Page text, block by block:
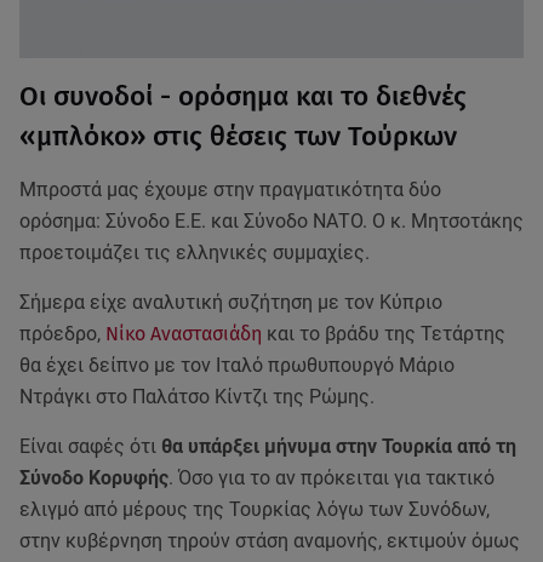
Οι συνοδοί - ορόσημα και το διεθνές
«μπλόκο» στις θέσεις των Τούρκων
Μπροστά μας έχουμε στην πραγματικότητα δύο
ορόσημα: Σύνοδο Ε.Ε. και Σύνοδο ΝΑΤΟ. Ο κ. Μητσοτάκης
προετοιμάζει τις ελληνικές συμμαχίες.
Σήμερα είχε αναλυτική συζήτηση με τον Κύπριο
πρόεδρο, Νίκο Αναστασιάδη και το βράδυ της Τετάρτης
θα έχει δείπνο με τον Ιταλό πρωθυπουργό Μάριο
Ντράγκι στο Παλάτσο Κίντζι της Ρώμης.
Είναι σαφές ότι θα υπάρξει μήνυμα στην Τουρκία από τη
Σύνοδο Κορυφής. Όσο για το αν πρόκειται για τακτικό
ελιγμό από μέρους της Τουρκίας λόγω των Συνόδων,
στην κυβέρνηση τηρούν στάση αναμονής, εκτιμούν όμως